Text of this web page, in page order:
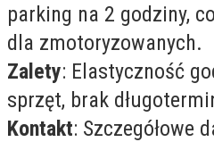
parking na 2 godziny,
dla zmotoryzowanych.
Zalety: Elastyczność
sprzęt, brak
Kontakt: Szczegółowe